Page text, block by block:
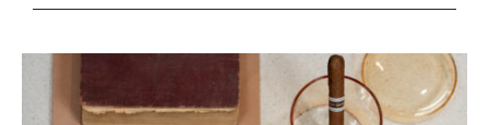
Concrete people
Concrete people